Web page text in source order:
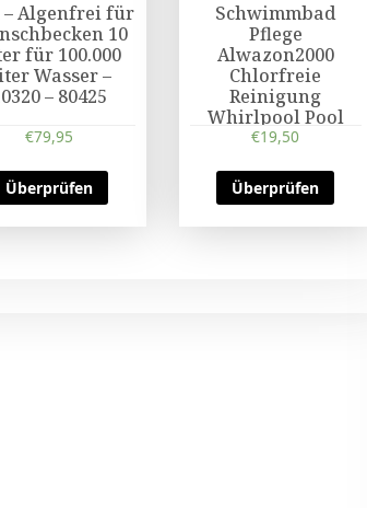
– Algenfrei für
10
für 100.000
Wasser –
– 80425
€79,95
Überprüfen
Schwimmbad
Pflege
Alwazon2000
Chlorfreie
Reinigung
Whirlpool Pool
Chlor 1Liter
€19,50
Überprüfen